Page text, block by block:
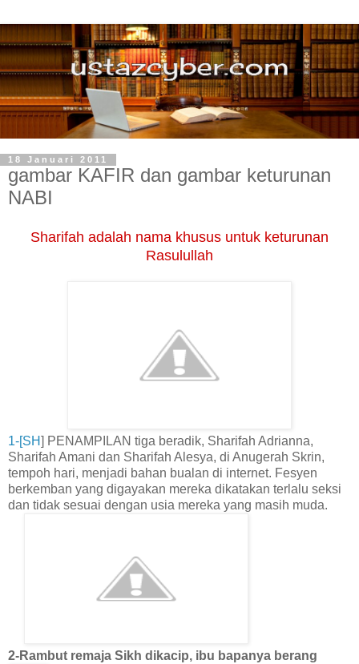
18 Januari 2011
gambar KAFIR dan gambar keturunan
NABI
Sharifah adalah nama khusus untuk keturunan
Rasulullah
1-[SH] PENAMPILAN tiga beradik, Sharifah Adrianna,
Sharifah Amani dan Sharifah Alesya, di Anugerah Skrin,
tempoh hari, menjadi bahan bualan di internet. Fesyen
berkemban yang digayakan mereka dikatakan terlalu seksi
dan tidak sesuai dengan usia mereka yang masih muda.
2-Rambut remaja Sikh dikacip, ibu bapanya berang